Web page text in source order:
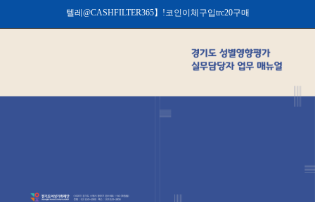
텔레@CASHFILTER365】ǃ코인이체구입trc20구매